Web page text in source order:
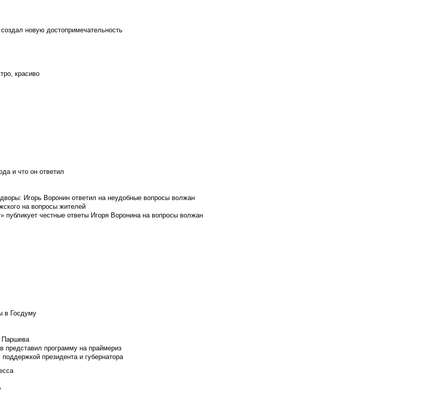
новую достопримечательность
красиво
и что он ответил
Игорь Воронин ответил на неудобные вопросы волжан
на вопросы жителей
честные ответы Игоря Воронина на вопросы волжан
в Госдуму
Паршева
представил программу на праймериз
президента и губернатора